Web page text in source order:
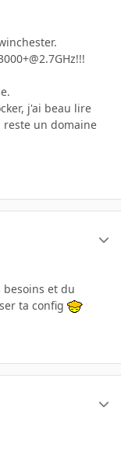
j'ai beau lire
reste un domaine
besoins et du
ta config